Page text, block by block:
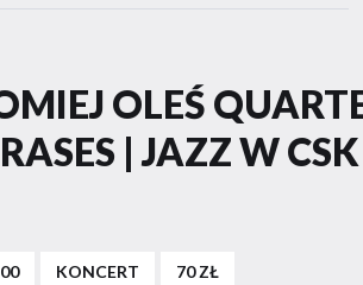
OLEŚ
| JAZZ W CSK
KONCERT 70 ZŁ